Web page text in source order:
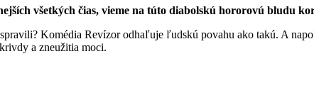
všetkých čias, vieme na túto diabolskú hororovú bludu
Komédia Revízor odhaľuje ľudskú povahu ako takú. A
a zneužitia moci.